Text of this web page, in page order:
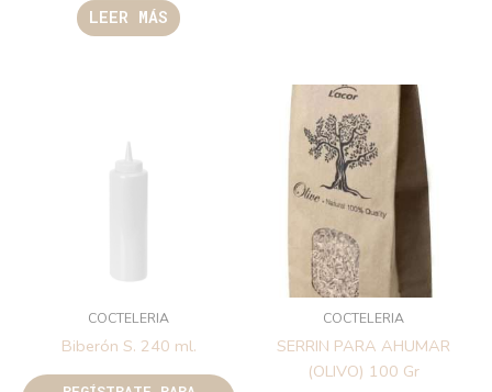
LEER MÁS
COCTELERIA
Biberón S. 240 ml.
COCTELERIA
SERRIN PARA AHUMAR
(OLIVO) 100 Gr